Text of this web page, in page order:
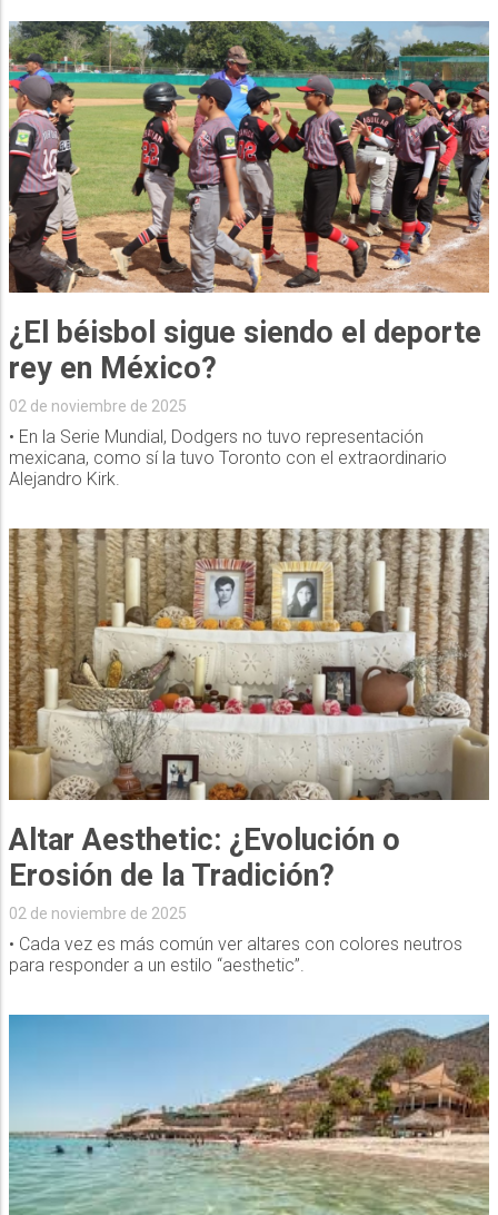
¿El béisbol sigue siendo el deporte
rey en México?
02 de noviembre de 2025
• En la Serie Mundial, Dodgers no tuvo representación
mexicana, como sí la tuvo Toronto con el extraordinario
Alejandro Kirk.
Altar Aesthetic: ¿Evolución o
Erosión de la Tradición?
02 de noviembre de 2025
• Cada vez es más común ver altares con colores neutros
para responder a un estilo “aesthetic”.